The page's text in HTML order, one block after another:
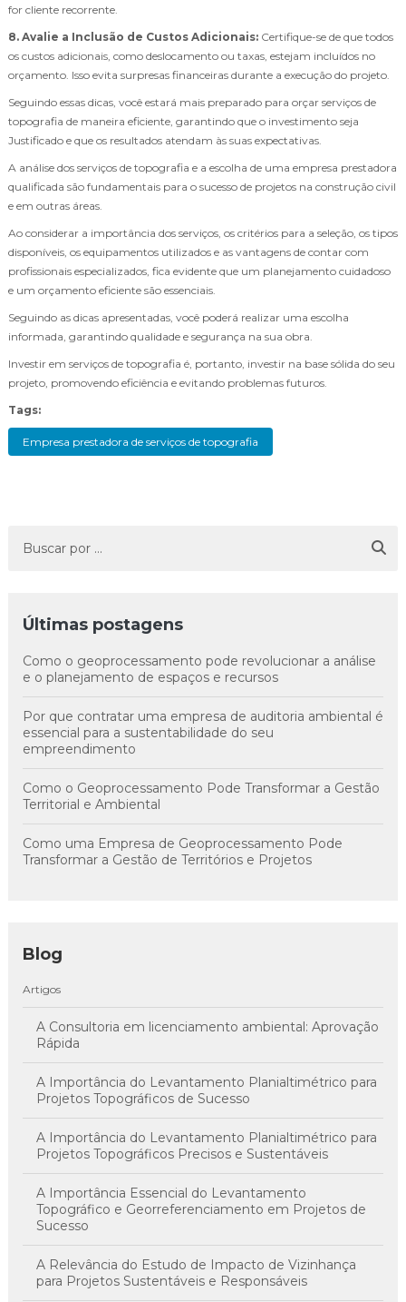
for cliente recorrente.
8. Avalie a Inclusão de Custos Adicionais: Certifique-se de que todos
os custos adicionais, como deslocamento ou taxas, estejam incluídos no
orçamento. Isso evita surpresas financeiras durante a execução do projeto.
Seguindo essas dicas, você estará mais preparado para orçar serviços de
topografia de maneira eficiente, garantindo que o investimento seja
Justificado e que os resultados atendam às suas expectativas.
A análise dos serviços de topografia e a escolha de uma empresa prestadora
qualificada são fundamentais para o sucesso de projetos na construção civil
e em outras áreas.
Ao considerar a importância dos serviços, os critérios para a seleção, os tipos
disponíveis, os equipamentos utilizados e as vantagens de contar com
profissionais especializados, fica evidente que um planejamento cuidadoso
e um orçamento eficiente são essenciais.
Seguindo as dicas apresentadas, você poderá realizar uma escolha
informada, garantindo qualidade e segurança na sua obra.
Investir em serviços de topografia é, portanto, investir na base sólida do seu
projeto, promovendo eficiência e evitando problemas futuros.
Tags:
Empresa prestadora de serviços de topografia
Últimas postagens
Como o geoprocessamento pode revolucionar a análise
e o planejamento de espaços e recursos
Por que contratar uma empresa de auditoria ambiental é
essencial para a sustentabilidade do seu
empreendimento
Como o Geoprocessamento Pode Transformar a Gestão
Territorial e Ambiental
Como uma Empresa de Geoprocessamento Pode
Transformar a Gestão de Territórios e Projetos
Blog
Artigos
A Consultoria em licenciamento ambiental: Aprovação
Rápida
A Importância do Levantamento Planialtimétrico para
Projetos Topográficos de Sucesso
A Importância do Levantamento Planialtimétrico para
Projetos Topográficos Precisos e Sustentáveis
A Importância Essencial do Levantamento
Topográfico e Georreferenciamento em Projetos de
Sucesso
A Relevância do Estudo de Impacto de Vizinhança
para Projetos Sustentáveis e Responsáveis